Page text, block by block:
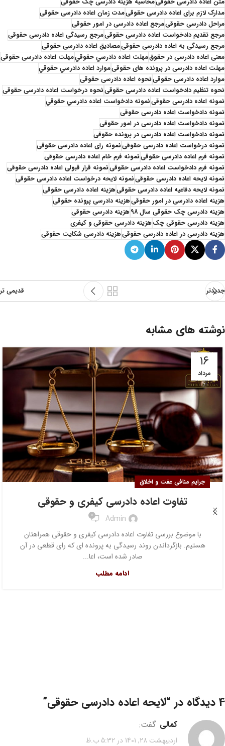
متن اعاده دادرسی حقوقیمحاسبه هزینه دادرسی چک حقوقی
مدارک لازم برای اعاده دادرسی حقوقیمدت زمان اعاده دادرسی حقوقی
مراحل دادرسی حقوقیمرجع اعاده دادرسی در امور حقوقی
مرجع تقدیم دادخواست اعاده دادرسی حقوقیمرجع رسیدگی اعاده دادرسی حقوقی
مرجع رسیدگی به اعاده دادرسی حقوقیمصادیق اعاده دادرسی حقوقی
معنی اعاده دادرسی در حقوقمهلت اعاده دادرسي حقوقيمهلت اعاده دادرسی حقوقی
مهلت اعاده دادرسی در پرونده های حقوقیموارد اعاده دادرسي حقوقي
موارد اعاده دادرسی حقوقینحوه اعاده دادرسی حقوقی
نحوه تنظیم دادخواست اعاده دادرسی حقوقینحوه درخواست اعاده دادرسی حقوقی
نمونه اعاده دادرسی حقوقینمونه دادخواست اعاده دادرسي حقوقي
نمونه دادخواست اعاده دادرسی حقوقی
نمونه دادخواست اعاده دادرسی در امور حقوقی
نمونه دادخواست اعاده دادرسی در پرونده حقوقی
نمونه درخواست اعاده دادرسی حقوقینمونه رای اعاده دادرسی حقوقی
نمونه فرم اعاده دادرسی حقوقینمونه فرم خام اعاده دادرسی حقوقی
نمونه فرم دادخواست اعاده دادرسی حقوقینمونه قرار قبولی اعاده دادرسی حقوقی
نمونه لایحه اعاده دادرسی حقوقینمونه لایحه درخواست اعاده دادرسی حقوقی
نمونه لایحه دفاعیه اعاده دادرسی حقوقیهزینه اعاده دادرسی حقوقی
هزینه اعاده دادرسی در امور حقوقیهزینه دادرسی پرونده حقوقی
هزینه دادرسی چک حقوقی سال 98
هزینه دادرسی حقوقی
هزینه دادرسی حقوقی چکهزینه دادرسی حقوقی و کیفری
هزینه دادرسی در اعاده دادرسی حقوقیهزینه دادرسی شکایت حقوقی
جدیدتر قدیمی تر
نوشته های مشابه
۱۶
مرداد
جرایم منافی عفت و اخلاق
تفاوت اعاده دادرسی کیفری و حقوقی
Admin
0
با موضوع بررسی تفاوت اعاده دادرسی کیفری و حقوقی همراهتان
هستیم. بازگرداندن روند رسیدگی به پرونده ای که رای قطعی در آن
صادر شده است، اعا...
ادامه مطلب
4 دیدگاه در “ لایحه اعاده دادرسی حقوقی”
کمالی گفت:
اردیبهشت 28, 1401 در 5:32 ب.ظ